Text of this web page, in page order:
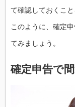
て確認しておくこと
このように、確定
てみましょう。
確定申告で